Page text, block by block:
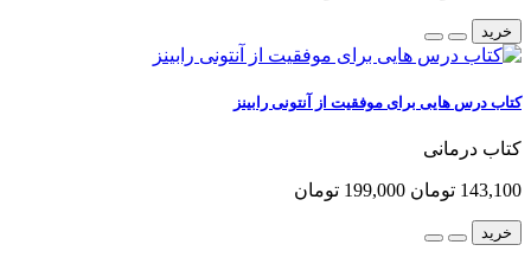
خرید
کتاب درس هایی برای موفقیت از آنتونی رابینز
کتاب درمانی
143,100 تومان 199,000 تومان
خرید